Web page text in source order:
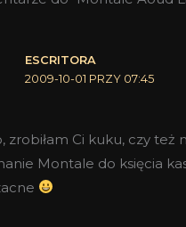
ESCRITORA
2009-10-01 PRZY 07:45
zrobiłam Ci kuku, czy też
Montale do księcia